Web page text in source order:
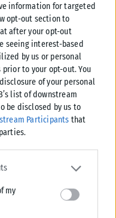
information for targeted
opt-out section to
after your opt-out
seeing interest-based
by us or personal
to your opt-out. You
of your personal
list of downstream
be disclosed by us to
Participants that
one or more Google
including but not
tags to use your data
consent section.
my
02/2025
02/2025